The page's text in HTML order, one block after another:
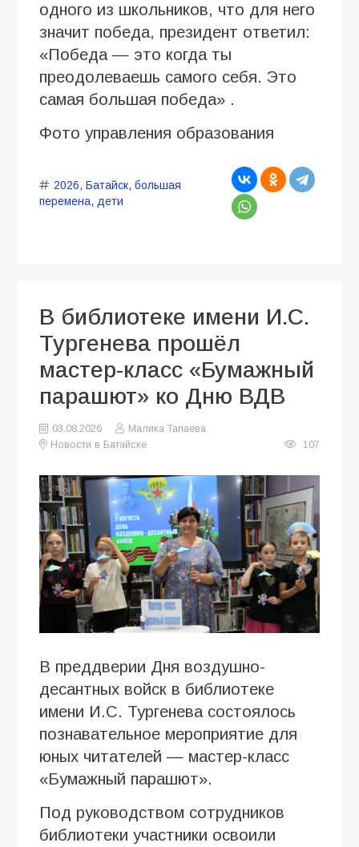
одного из школьников, что для него
значит победа, президент ответил:
«Победа — это когда ты
преодолеваешь самого себя. Это
самая большая победа» .
Фото управления образования
2026, Батайск, большая
перемена, дети
В библиотеке имени И.С.
Тургенева прошёл
мастер-класс «Бумажный
парашют» ко Дню ВДВ
03.08.2026
Малика Тапаева
Новости в Батайске
107
В преддверии Дня воздушно-
десантных войск в библиотеке
имени И.С. Тургенева состоялось
познавательное мероприятие для
юных читателей — мастер-класс
«Бумажный парашют».
Под руководством сотрудников
библиотеки участники освоили